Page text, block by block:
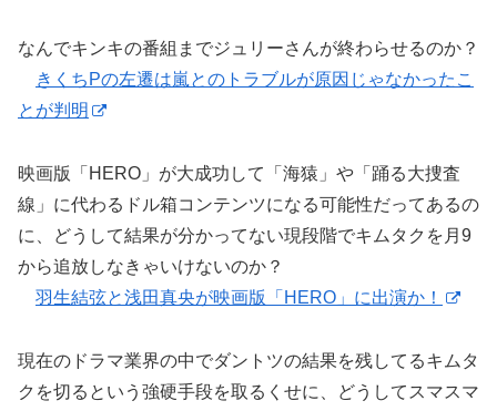
なんでキンキの番組までジュリーさんが終わらせるのか？
きくちPの左遷は嵐とのトラブルが原因じゃなかったこ
とが判明
映画版「HERO」が大成功して「海猿」や「踊る大捜査
線」に代わるドル箱コンテンツになる可能性だってあるの
に、どうして結果が分かってない現段階でキムタクを月9
から追放しなきゃいけないのか？
羽生結弦と浅田真央が映画版「HERO」に出演か！
現在のドラマ業界の中でダントツの結果を残してるキムタ
クを切るという強硬手段を取るくせに、どうしてスマスマ